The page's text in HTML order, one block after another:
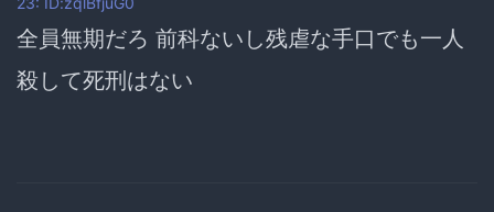
全員無期だろ 前科ないし残虐な手口でも一人
殺して死刑はない